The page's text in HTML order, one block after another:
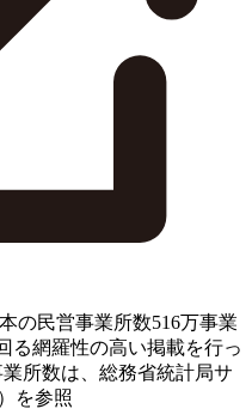
の民営事業所数516万事業
る網羅性の高い掲載を行っ
所数は、総務省統計局サ
）を参照